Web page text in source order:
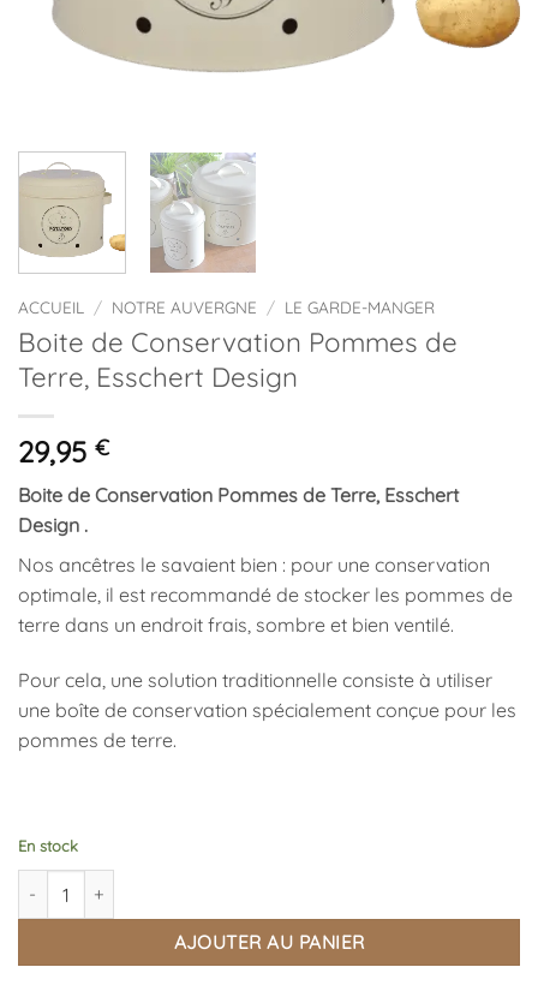
ACCUEIL / NOTRE AUVERGNE / LE GARDE-MANGER
Boite de Conservation Pommes de
Terre, Esschert Design
29,95 €
Boite de Conservation Pommes de Terre, Esschert
Design .
Nos ancêtres le savaient bien : pour une conservation
optimale, il est recommandé de stocker les pommes de
terre dans un endroit frais, sombre et bien ventilé.
Pour cela, une solution traditionnelle consiste à utiliser
une boîte de conservation spécialement conçue pour les
pommes de terre.
En stock
AJOUTER AU PANIER